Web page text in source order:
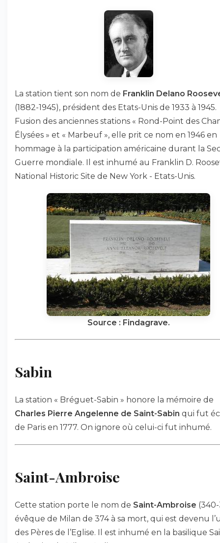
La station tient son nom de Franklin Delano
(1882-1945), président des Etats-Unis de 1933 à 1945.
Fusion des anciennes stations « Rond-Point des
Élysées » et « Marbeuf », elle prit ce nom en 1946 en
hommage à la participation américaine durant la
Guerre mondiale. Il est inhumé au Franklin D.
National Historic Site de New York - Etats-Unis.
Source : Findagrave.
Sabin
La station « Bréguet-Sabin » honore la mémoire de
Charles Pierre Angelenne de Saint-Sabin qui fut
de Paris en 1777. On ignore où celui-ci fut inhumé.
Saint-Ambroise
Cette station porte le nom de Saint-Ambroise
évêque de Milan de 374 à sa mort, qui est devenu
des Pères de l’Eglise. Il est inhumé en la basilique